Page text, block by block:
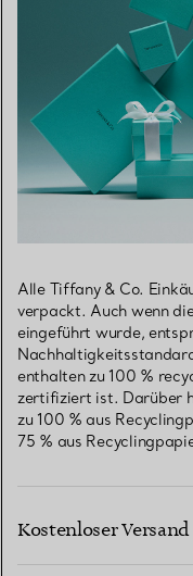
Alle Tiffany & Co.
verpackt. Auch wenn
eingeführt wurde,
enthalten zu 100 %
zertifiziert ist. Darüber
zu 100 % aus
75 % aus
Kostenloser